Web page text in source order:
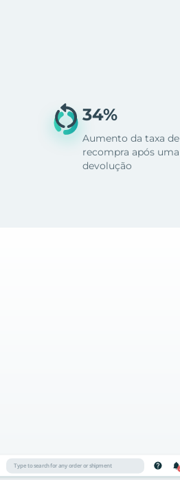
34%
Aumento da taxa de
recompra após uma
devolução